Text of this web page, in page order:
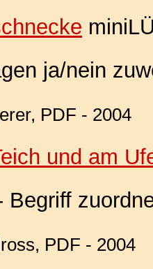
ja/nein
PDF - 2004
und am
Begriff
PDF - 2004